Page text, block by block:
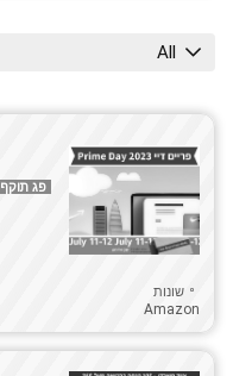
בית גן וחוץ
בית חכם
גאדג'טים
גיימינג
גרילים טאבונים ומעשנות
הנעלה
חיות מחמד
All
פג תוקף
שונות
Amazon